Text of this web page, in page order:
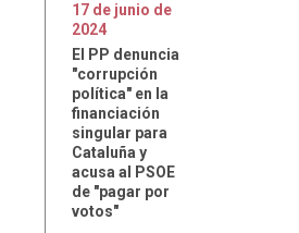
17 de junio de
2024
El PP denuncia
"corrupción
política" en la
financiación
singular para
Cataluña y
acusa al PSOE
de "pagar por
votos"